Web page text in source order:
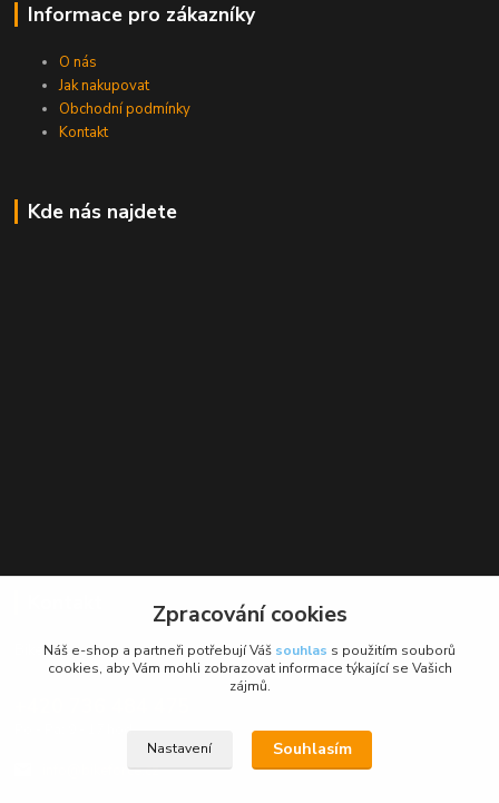
Informace pro zákazníky
O nás
Jak nakupovat
Obchodní podmínky
Kontakt
Kde nás najdete
BikeForce.cz
info@bikeforce.cz
Zpracování cookies
Náš e-shop a partneři potřebují Váš souhlas s použitím souborů
cookies, aby Vám mohli zobrazovat informace týkající se Vašich
zájmů.
Nastavení Souhlasím